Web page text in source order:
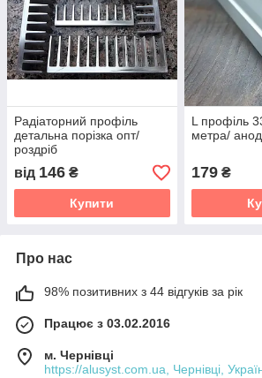
Радіаторний профіль
детальна порізка опт/
роздріб
від 146 ₴
Купити
L профіль
метра/
179₴
Про нас
98% позитивних з 44 відгуків за рік
Працює з 03.02.2016
м. Чернівці
https://alusyst.com.ua, Чернівці,